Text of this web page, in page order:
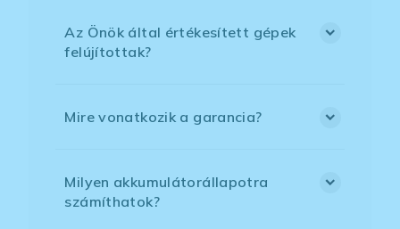
Az Önök által értékesített gépek
felújítottak?
Mire vonatkozik a garancia?
Milyen akkumulátorállapotra
számíthatok?